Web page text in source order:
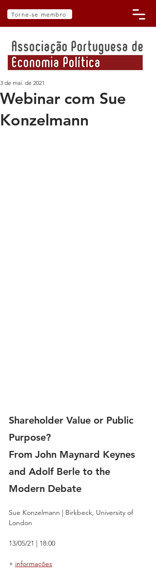
Torne-se membro
Webinar com Sue
Konzelmann
3 de mai. de 2021
Shareholder Value or Public
Purpose?
From John Maynard Keynes
and Adolf Berle to the
Modern Debate
Sue Konzelmann | Birkbeck, University of
London
13/05/21 | 18:00
+ informações